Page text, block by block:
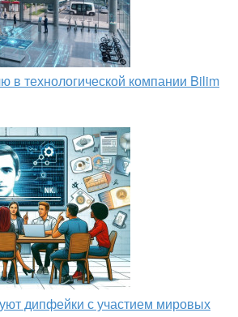
в технологической компании Bilim
дипфейки с участием мировых